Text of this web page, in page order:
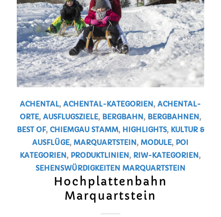
ACHENTAL,ACHENTAL-KATEGORIEN,ACHENTAL-
ORTE, AUSFLUGSZIELE, BERGBAHN, BERGBAHNEN,
BEST OF, CHIEMGAU STAMM, HIGHLIGHTS, KULTUR &
AUSFLÜGE, MARQUARTSTEIN, MODULE, POI
KATEGORIEN, PRODUKTLINIEN, RIW-KATEGORIEN,
SEHENSWÜRDIGKEITEN MARQUARTSTEIN
Hochplattenbahn
Marquartstein